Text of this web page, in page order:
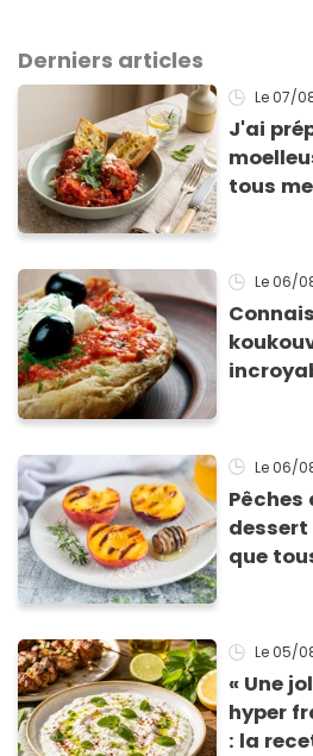
Derniers articles
Le 07/
J'ai
tous
Le 06/
Le 06/
Pêches
que
Le 05/
« Une
hyper
: la